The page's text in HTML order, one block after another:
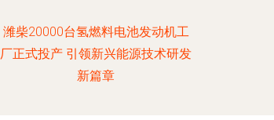
潍柴20000台氢燃料电池发动机工
厂正式投产 引领新兴能源技术研发
新篇章